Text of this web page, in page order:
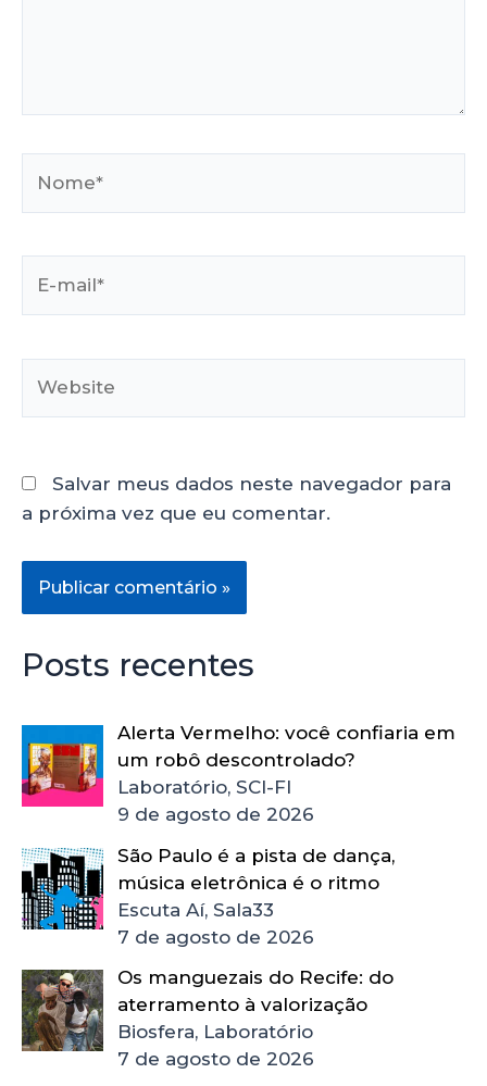
Salvar meus dados neste navegador para
a próxima vez que eu comentar.
Posts recentes
Alerta Vermelho: você confiaria em
um robô descontrolado?
Laboratório, SCI-FI
9 de agosto de 2026
São Paulo é a pista de dança,
música eletrônica é o ritmo
Escuta Aí, Sala33
7 de agosto de 2026
Os manguezais do Recife: do
aterramento à valorização
Biosfera, Laboratório
7 de agosto de 2026